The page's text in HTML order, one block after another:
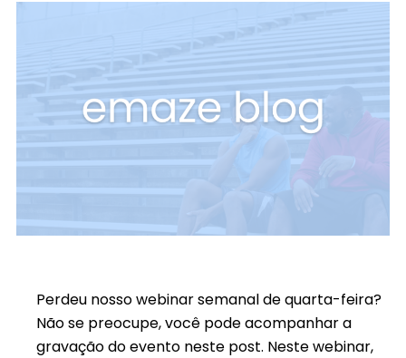
Perdeu nosso webinar semanal de quarta-feira?
Não se preocupe, você pode acompanhar a
gravação do evento neste post. Neste webinar,